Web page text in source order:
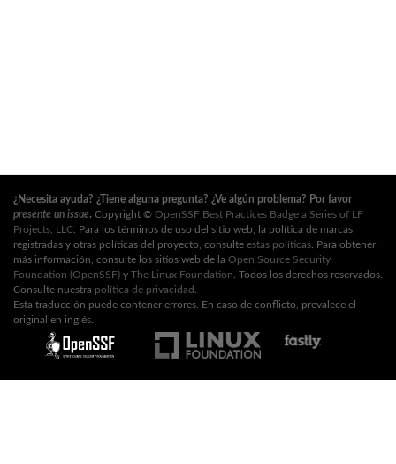
¿Necesita ayuda? ¿Tiene alguna pregunta? ¿Ve algún problema? Por favor
presente un issue. Copyright © OpenSSF Best Practices Badge a Series of LF
Projects, LLC . Para los términos de uso del sitio web, la política de marcas
registradas y otras políticas del proyecto, consulte estas políticas . Para obtener
más información, consulte los sitios web de la Open Source Security
Foundation (OpenSSF) y The Linux Foundation . Todos los derechos reservados.
Consulte nuestra política de privacidad
Esta traducción puede contener errores. En caso de conflicto, prevalece el
original en inglés.